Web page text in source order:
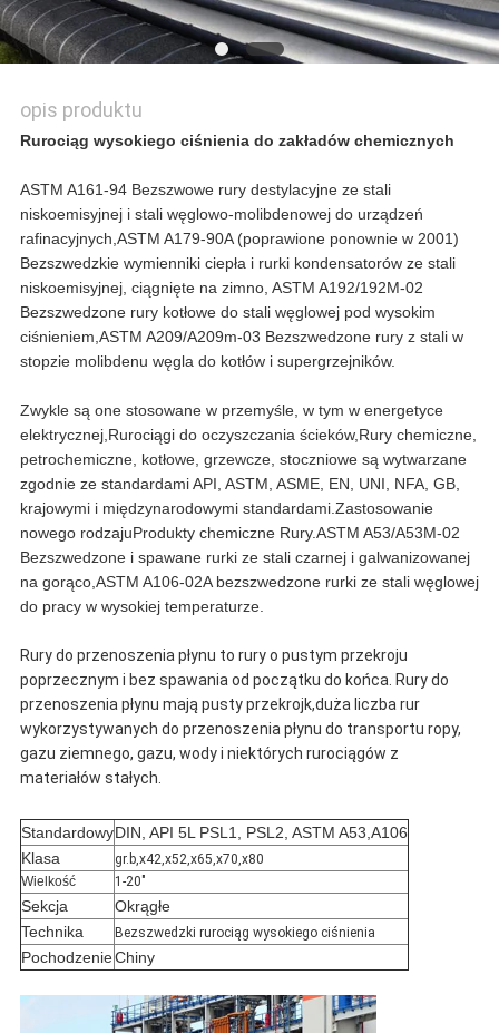
opis produktu
Rurociąg wysokiego ciśnienia do zakładów chemicznych
ASTM A161-94 Bezszwowe rury destylacyjne ze stali
niskoemisyjnej i stali węglowo-molibdenowej do urządzeń
rafinacyjnych,ASTM A179-90A (poprawione ponownie w 2001)
Bezszwedzkie wymienniki ciepła i rurki kondensatorów ze stali
niskoemisyjnej, ciągnięte na zimno, ASTM A192/192M-02
Bezszwedzone rury kotłowe do stali węglowej pod wysokim
ciśnieniem,ASTM A209/A209m-03 Bezszwedzone rury z stali w
stopzie molibdenu węgla do kotłów i supergrzejników.
Zwykle są one stosowane w przemyśle, w tym w energetyce
elektrycznej,Rurociągi do oczyszczania ścieków,Rury chemiczne,
petrochemiczne, kotłowe, grzewcze, stoczniowe są wytwarzane
zgodnie ze standardami API, ASTM, ASME, EN, UNI, NFA, GB,
krajowymi i międzynarodowymi standardami.Zastosowanie
nowego rodzajuProdukty chemiczne Rury.ASTM A53/A53M-02
Bezszwedzone i spawane rurki ze stali czarnej i galwanizowanej
na gorąco,ASTM A106-02A bezszwedzone rurki ze stali węglowej
do pracy w wysokiej temperaturze.
Rury do przenoszenia płynu to rury o pustym przekroju
poprzecznym i bez spawania od początku do końca. Rury do
przenoszenia płynu mają pusty przekrojk,duża liczba rur
wykorzystywanych do przenoszenia płynu do transportu ropy,
gazu ziemnego, gazu, wody i niektórych rurociągów z
materiałów stałych.
StandardowyDIN, API 5L PSL1, PSL2, ASTM A53,A106
Klasa
gr.b,x42,x52,x65,x70,x80
Wielkość
1-20"
Sekcja
Okrągłe
Technika
Bezszwedzki rurociąg wysokiego ciśnienia
PochodzenieChiny